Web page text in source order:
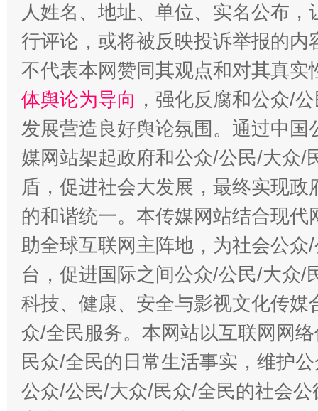
“蜀中异人”王建安的艺术幻境
人姓名、地址、单位、实名公布
行评论，或将被反映投诉举报的
不代表本网赞同其观点和对其真实
体舆论为导向 ，强化反腐和公众/
发展营造良好舆论氛围。通过中
媒网站架起政府和公众/公民/大众/
盾，促进社会大发展，最终实现
的和谐统一。本传媒网站结合现
助全球互联网主阵地，为社会公
台，促进国际之间公众/公民/大众/
科技、健康、安全与影视文化传
众/全民服务。本网站以互联网网
民众/全民的日常生活事实，维护
公众/公民/大众/民众/全民的社会公